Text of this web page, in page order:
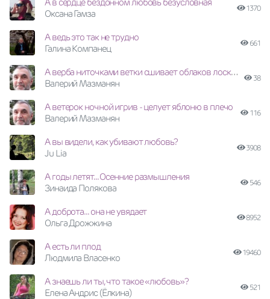
Оксана Гамза
1370
А ведь это так не трудно
Галина Компанец
661
А верба ниточками ветки сшивает облаков лоскутья
Валерий Мазманян
38
А ветерок ночной игрив - целует яблоню в плечо
Валерий Мазманян
116
А вы видели, как убивают любовь?
Ju Lia
3908
А годы летят... Осенние размышления
Зинаида Полякова
546
А доброта... она не увядает
Ольга Дрожжина
8952
А есть ли плод
Людмила Власенко
19460
А знаешь ли ты, что такое «любовь»?
Елена Андрис (Ёлкина)
521